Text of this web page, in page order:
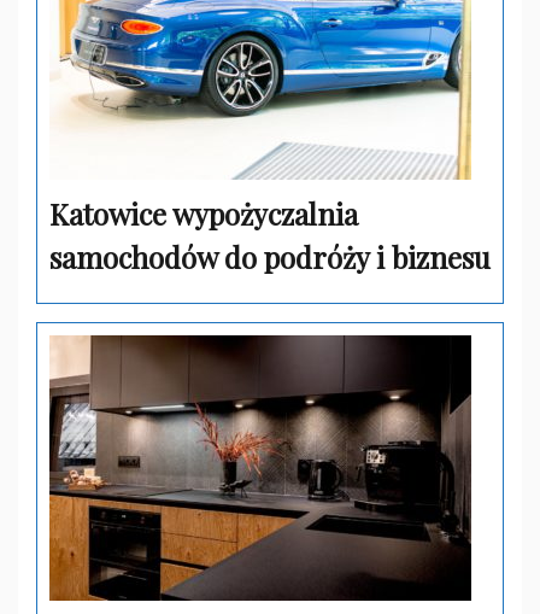
Katowice wypożyczalnia
samochodów do podróży i biznesu